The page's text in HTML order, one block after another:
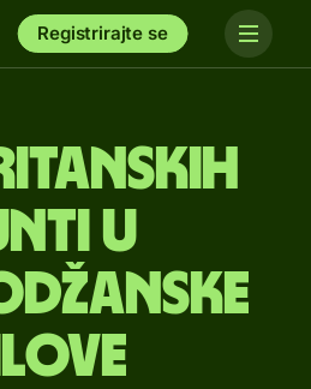
Registrirajte se
u